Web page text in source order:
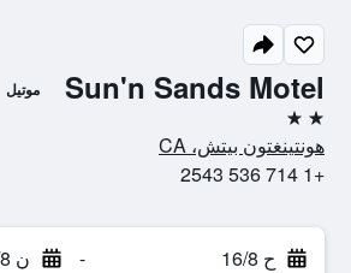
Sun'n Sands Motel موتيل
2 نجمتين
هونتينغتون بيتش، CA
+1 714 536 2543
ح 16/8 - ن 17/8